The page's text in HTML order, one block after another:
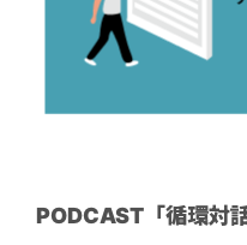
PODCAST「循環対